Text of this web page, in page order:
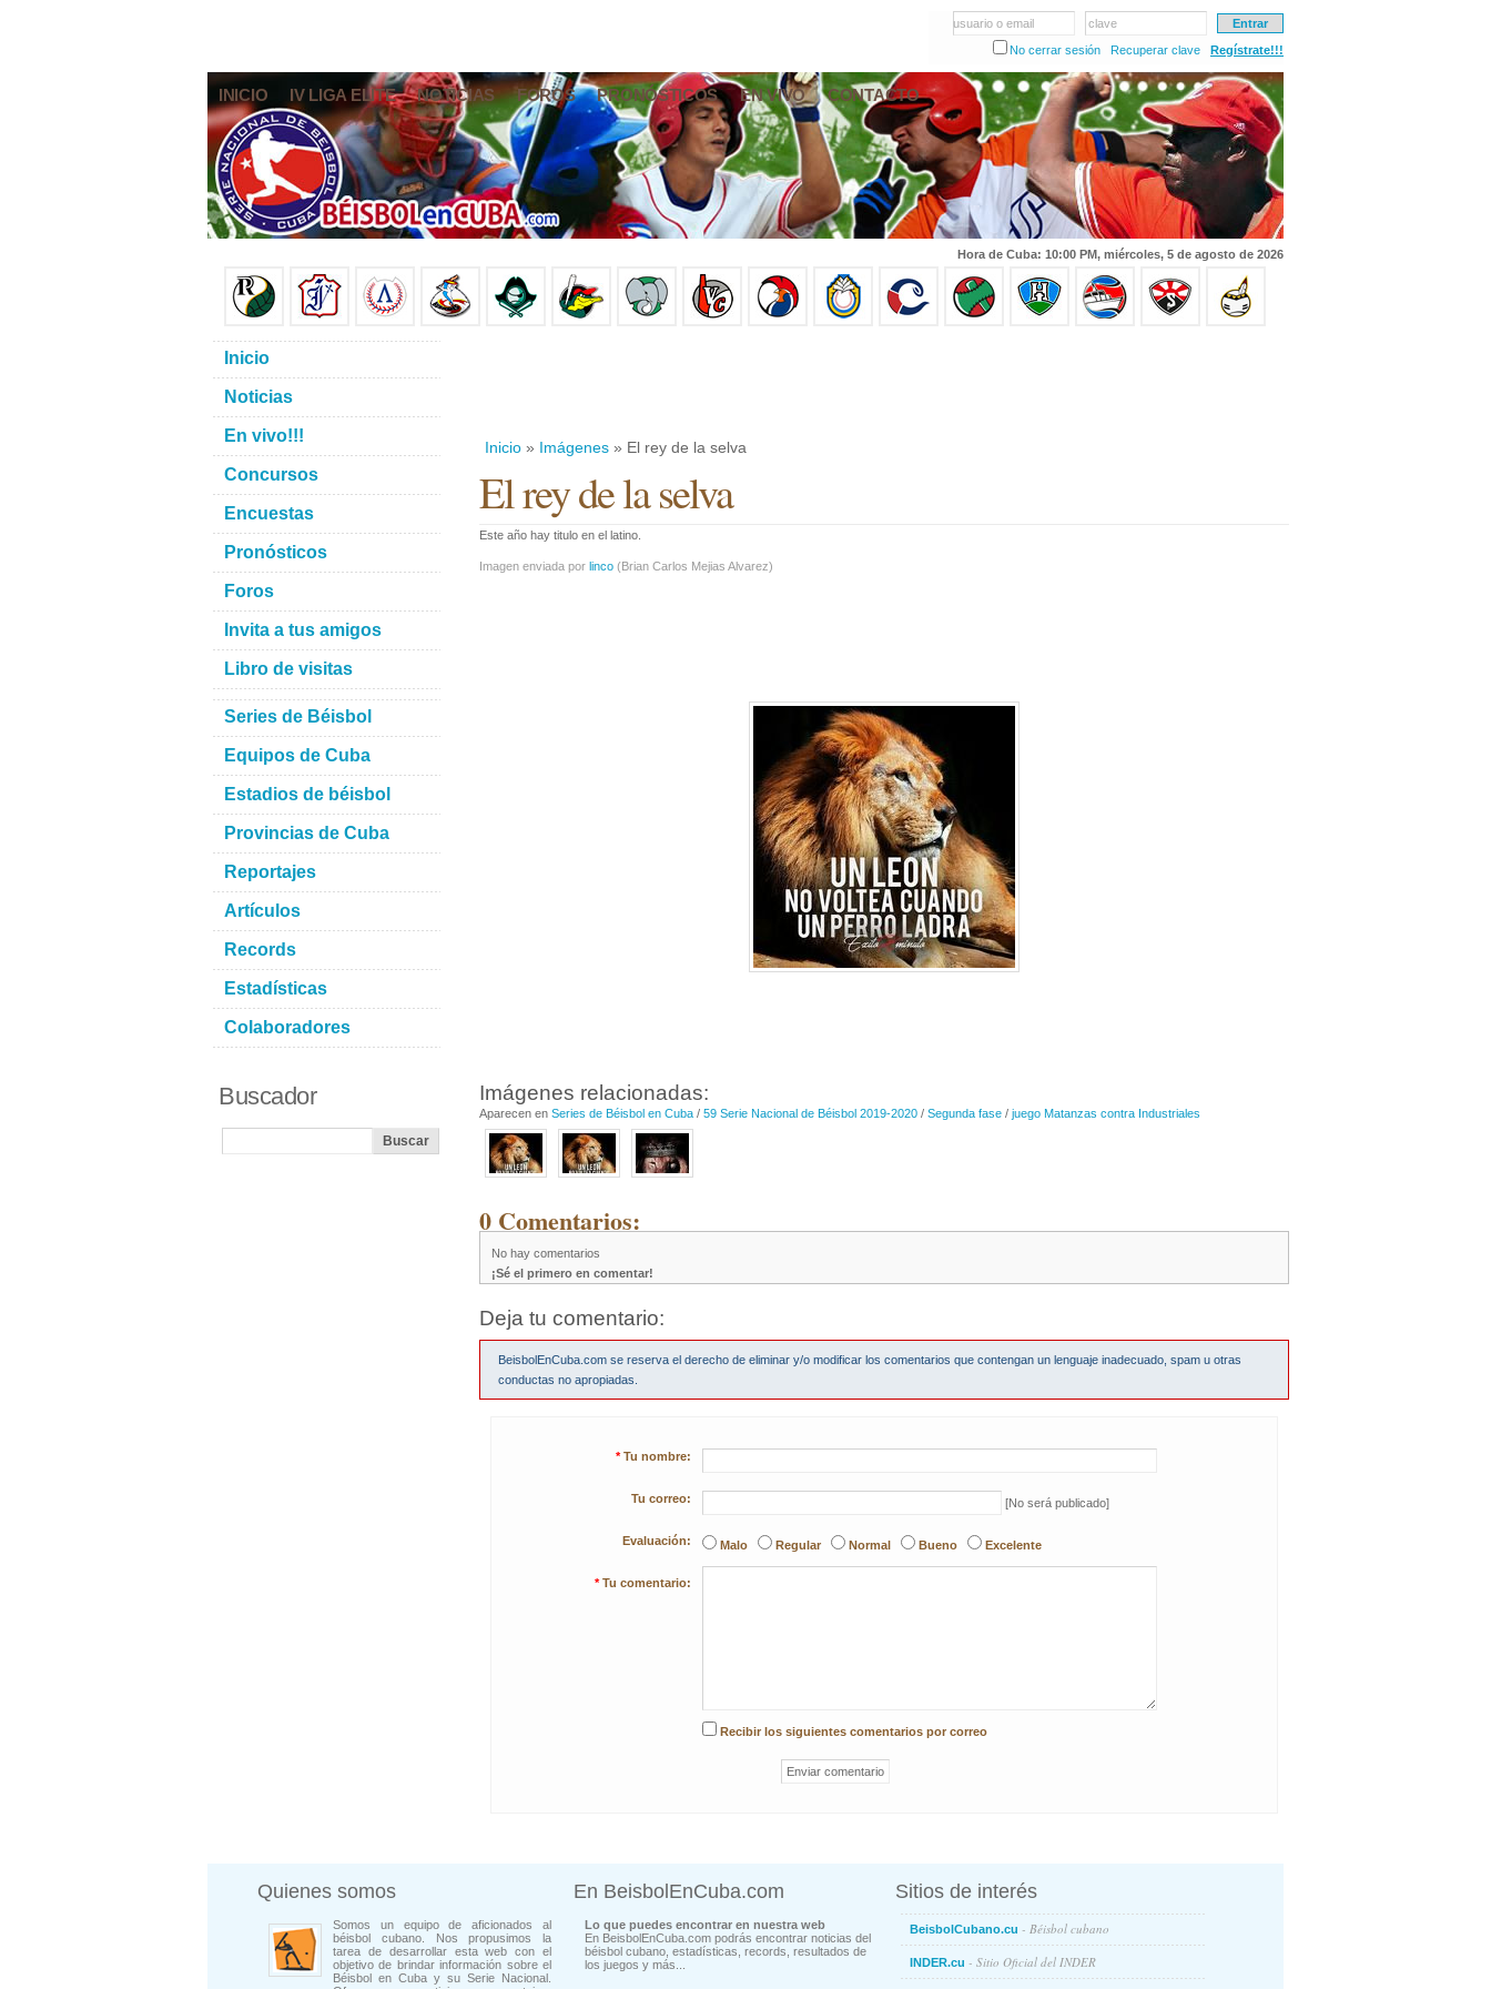
usuario o email
clave
No cerrar sesión
Recuperar clave Regístrate!!!
INICIO IV LIGA ELITE NOTICIAS FOROS PRONÓSTICOS EN VIVO CONTACTO
Hora de Cuba: 10:00 PM, miércoles, 5 de agosto de 2026
Inicio » Imágenes » El rey de la selva
El rey de la selva
Este año hay titulo en el latino.
Imagen enviada por linco (Brian Carlos Mejias Alvarez)
Imágenes relacionadas:
Aparecen en Series de Béisbol en Cuba / 59 Serie Nacional de Béisbol 2019-2020 / Segunda fase / juego Matanzas contra Industriales
0 Comentarios:
No hay comentarios
¡Sé el primero en comentar!
Deja tu comentario:
BeisbolEnCuba.com se reserva el derecho de eliminar y/o modificar los comentarios que contengan un lenguaje inadecuado, spam u otras
conductas no apropiadas.
* Tu nombre:
Tu correo: [No será publicado]
Evaluación: Malo Regular Normal Bueno Excelente
* Tu comentario:
Recibir los siguientes comentarios por correo
Inicio
Noticias
En vivo!!!
Concursos
Encuestas
Pronósticos
Foros
Invita a tus amigos
Libro de visitas
Series de Béisbol
Equipos de Cuba
Estadios de béisbol
Provincias de Cuba
Reportajes
Artículos
Records
Estadísticas
Colaboradores
Buscador
Quienes somos
Somos un equipo de aficionados al
béisbol cubano. Nos propusimos la
tarea de desarrollar esta web con el
objetivo de brindar información sobre el
Béisbol en Cuba y su Serie Nacional.
En BeisbolEnCuba.com
Lo que puedes encontrar en nuestra web
En BeisbolEnCuba.com podrás encontrar noticias del
béisbol cubano, estadísticas, records, resultados de
los juegos y más...
Sitios de interés
BeisbolCubano.cu - Béisbol cubano
INDER.cu - Sitio Oficial del INDER